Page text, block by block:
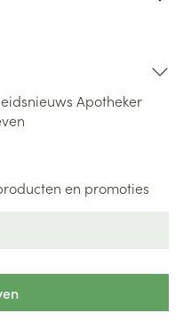
Apotheker
en promoties